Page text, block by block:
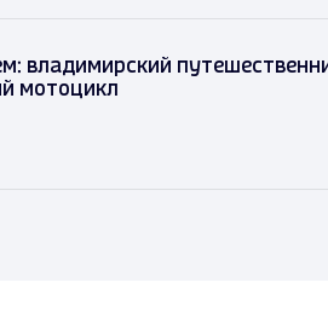
владимирский
мотоцикл